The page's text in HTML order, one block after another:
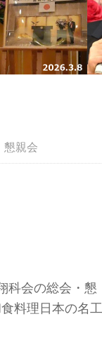
親会
科会の総会・懇
料理日本の名工